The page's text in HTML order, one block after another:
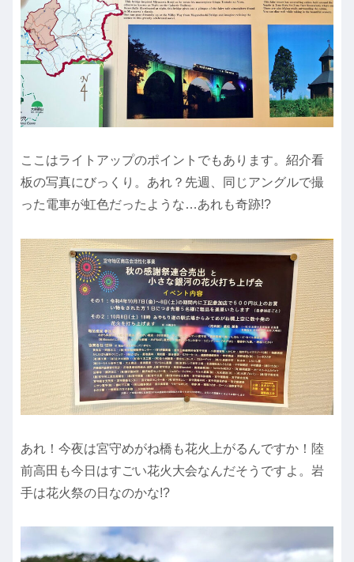
ここはライトアップのポイントでもあります。紹介看
板の写真にびっくり。あれ？先週、同じアングルで撮
った電車が虹色だったような…あれも奇跡!?
あれ！今夜は宮守めがね橋も花火上がるんですか！陸
前高田も今日はすごい花火大会なんだそうですよ。岩
手は花火祭の日なのかな!?